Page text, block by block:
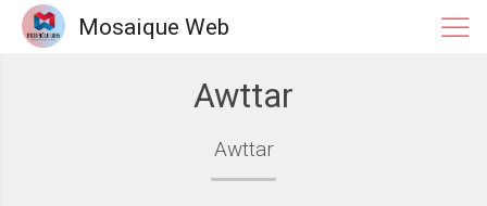
Mosaique Web
Awttar
Awttar